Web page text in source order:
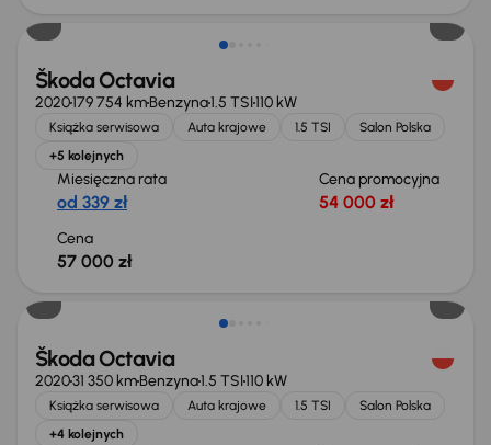
Škoda Octavia
2020179 754 kmBenzyna1.5 TSI110 kW
Książka serwisowa Auta krajowe 1.5 TSI
Salon Polska
+5 kolejnych
Miesięczna rata
od 339 zł
Cena promocyjna
54 000 zł
Cena
57 000 zł
Škoda Octavia
202031 350 kmBenzyna1.5 TSI110 kW
Książka serwisowa Auta krajowe 1.5 TSI
Salon Polska
+4 kolejnych